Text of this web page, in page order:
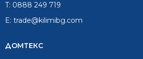
T: 0888 249 719
E: trade@kilimibg.com
ДОМТЕКС